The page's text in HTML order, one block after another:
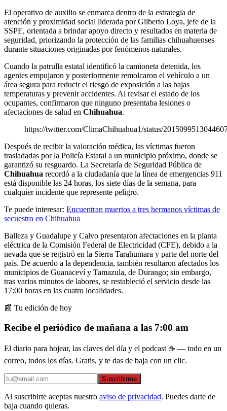
El operativo de auxilio se enmarca dentro de la estrategia de
atención y proximidad social liderada por Gilberto Loya, jefe de la
SSPE, orientada a brindar apoyo directo y resultados en materia de
seguridad, priorizando la protección de las familias chihuahuenses
durante situaciones originadas por fenómenos naturales.
Cuando la patrulla estatal identificó la camioneta detenida, los
agentes empujaron y posteriormente remolcaron el vehículo a un
área segura para reducir el riesgo de exposición a las bajas
temperaturas y prevenir accidentes. Al revisar el estado de los
ocupantes, confirmaron que ninguno presentaba lesiones o
afectaciones de salud en Chihuahua.
https://twitter.com/ClimaChihuahua1/status/
Después de recibir la valoración médica, las víctimas fueron
trasladadas por la Policía Estatal a un municipio próximo, donde se
garantizó su resguardo. La Secretaría de Seguridad Pública de
Chihuahua recordó a la ciudadanía que la línea de emergencias 911
está disponible las 24 horas, los siete días de la semana, para
cualquier incidente que represente peligro.
Te puede interesar: Encuentran muertos a tres hermanos víctimas de
secuestro en Chihuahua
Balleza y Guadalupe y Calvo presentaron afectaciones en la planta
eléctrica de la Comisión Federal de Electricidad (CFE), debido a la
nevada que se registró en la Sierra Tarahumara y parte del norte del
país. De acuerdo a la dependencia, también resultaron afectados los
municipios de Guanaceví y Tamazula, de Durango; sin embargo,
tras varios minutos de labores, se restableció el servicio desde las
17:00 horas en las cuatro localidades.
📰 Tu edición de hoy
Recibe el periódico de mañana a las 7:00 am
El diario para hojear, las claves del día y el podcast ☕ — todo en un
correo, todos los días. Gratis, y te das de baja con un clic.
Suscribirme
Al suscribirte aceptas nuestro aviso de privacidad. Puedes darte de
baja cuando quieras.